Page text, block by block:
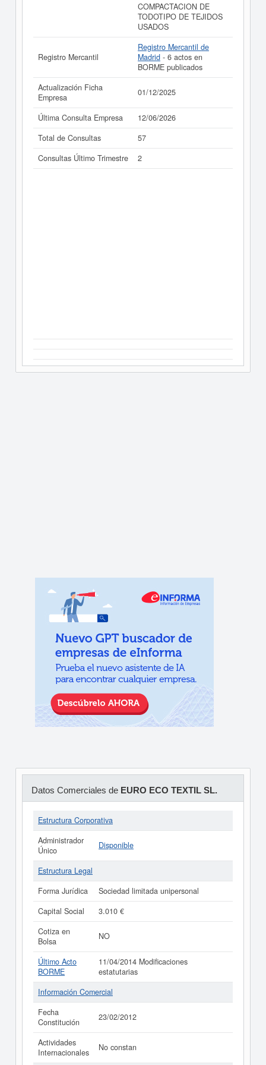
COMPACTACION DE
TODOTIPO DE TEJIDOS
USADOS
Registro Mercantil
Registro Mercantil de
Madrid - 6 actos en
BORME publicados
Actualización Ficha
Empresa
01/12/2025
Última Consulta Empresa
12/06/2026
Total de Consultas
57
Consultas Último Trimestre
2
Datos Comerciales de EURO ECO TEXTIL SL.
Estructura Corporativa
Administrador
Único
Disponible
Estructura Legal
Forma Jurídica
Sociedad limitada unipersonal
Capital Social
3.010 €
Cotiza en
Bolsa
NO
Último Acto
BORME
11/04/2014 Modificaciones
estatutarias
Información Comercial
Fecha
Constitución
23/02/2012
Actividades
Internacionales
No constan